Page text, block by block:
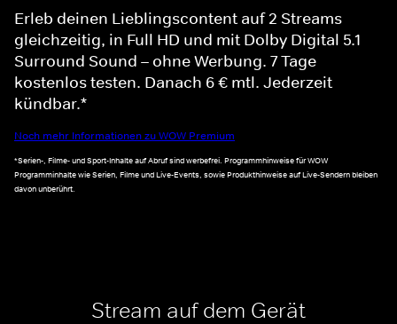
Erleb deinen Lieblingscontent auf 2 Streams
gleichzeitig, in Full HD und mit Dolby Digital 5.1
Surround Sound – ohne Werbung. 7 Tage
kostenlos testen. Danach 6 € mtl. Jederzeit
kündbar.*
Noch mehr Informationen zu WOW Premium
*Serien-, Filme- und Sport-Inhalte auf Abruf sind werbefrei. Programmhinweise für WOW
Programminhalte wie Serien, Filme und Live-Events, sowie Produkthinweise auf Live-Sendern bleiben
davon unberührt.
Stream auf dem Gerät